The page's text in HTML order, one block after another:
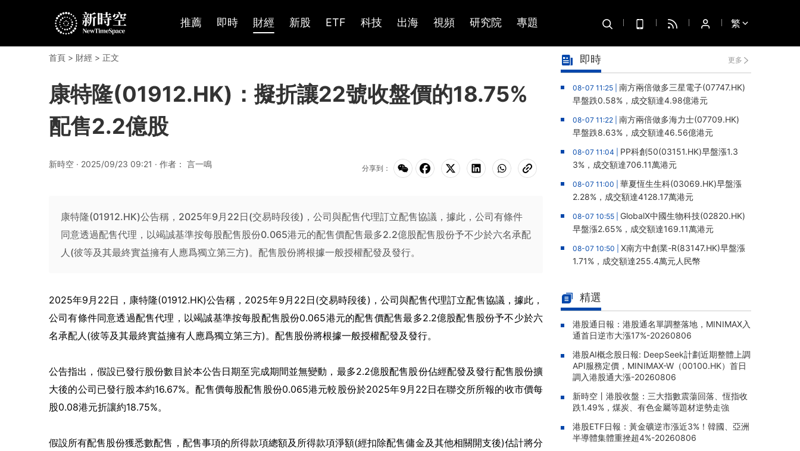
推薦 即時 財經 新股 ETF 科技 出海 視頻 研究院 專題 繁
首頁 > 財經 > 正文
康特隆(01912.HK)：擬折讓22號收盤價的18.75%
配售2.2億股
新時空 · 2025/09/23 09:21 · 作者： 言一鳴 分享到：
康特隆(01912.HK)公告稱，2025年9月22日(交易時段後)，公司與配售代理訂立配售協議，據此，公司有條件
同意透過配售代理，以竭誠基準按每股配售股份0.065港元的配售價配售最多2.2億股配售股份予不少於六名承配
人(彼等及其最終實益擁有人應爲獨立第三方)。配售股份將根據一般授權配發及發行。
2025年9月 22日， 康特隆(01912.HK)公告稱 ， 2025年9月 22日(交易時段後) ，公司與配售代理訂立配售協議，據此，
公司有條件同意透過配售代理，以竭誠基準按每股配售股份0.065港元的配售價配售最多2.2億股配售股份予不少於六
名承配人(彼等及其最終實益擁有人應爲獨立第三方)。配售股份將根據一般授權配發及發行。
公告指出， 假設已發行股份數目於本公告日期至完成期間並無變動，最多2.2億股配售股份佔經配發及發行配售股份擴
大後的公司已發行股本約16.67%。配售價每股配售股份0.065港元較股份於2025年9月 22日在聯交所所報的收市價每
股0.08港元折讓約18.75%。
假設所有配售股份獲悉數配售，配售事項的所得款項總額及所得款項淨額(經扣除配售傭金及其他相關開支後)估計將分
即時 更多
08-07 11:25 | 南方兩倍做多三星電子(07747.HK)
早盤跌0.58%，成交額達4.98億港元
08-07 11:22 | 南方兩倍做多海力士(07709.HK)
早盤跌8.63%，成交額達46.56億港元
08-07 11:04 | PP科創50(03151.HK)早盤漲1.3
3%，成交額達706.11萬港元
08-07 11:00 | 華夏恆生生科(03069.HK)早盤漲
2.28%，成交額達4128.17萬港元
08-07 10:55 | GlobalX中國生物科技(02820.HK)
早盤漲2.65%，成交額達169.11萬港元
08-07 10:50 | X南方中創業-R(83147.HK)早盤漲
1.71%，成交額達255.4萬元人民幣
80%，成交額達358.55萬港元
08-07 10:20 |南方KOSPI(03121.HK)早盤跌1.9
6%，成交額達1140.25萬港元
漲2.16%，成交額達165.71萬港元
08-07 10:10 |易方達亞洲半導體ETF(03486.H
精選
港股通日報：港股通名單調整落地，MINIMAX入
通首日逆市大漲17%-20260806
港股AI概念股日報: DeepSeek計劃近期整體上調
API服務定價，MINIMAX-W（00100.HK）首日
調入港股通大漲-20260806
新時空丨港股收盤：三大指數震蕩回落、恆指收
跌1.49%，煤炭、有色金屬等題材逆勢走強
港股ETF日報：黃金礦逆市漲近3%！韓國、亞洲
半導體集體重挫超4%-20260806